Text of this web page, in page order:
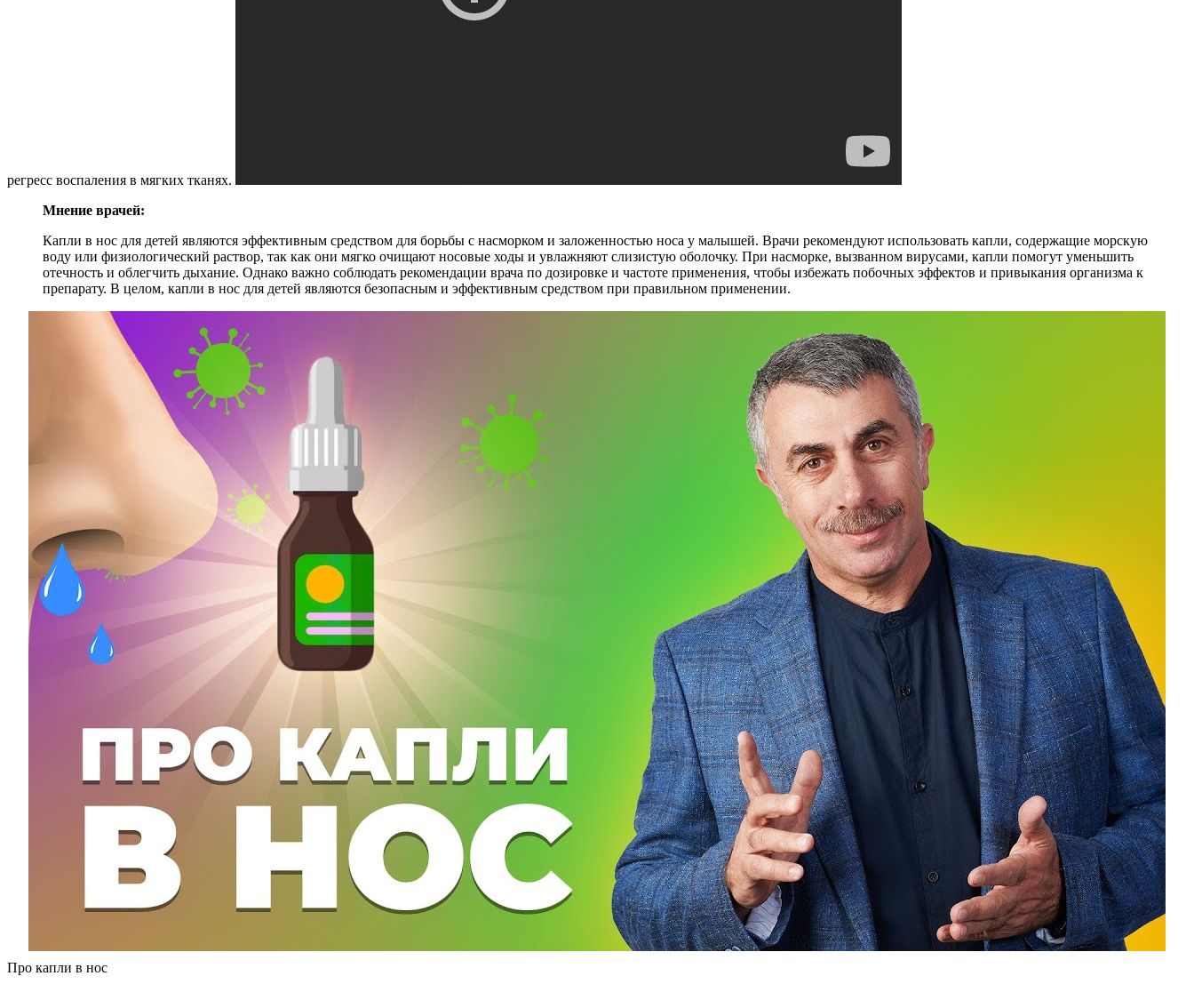
регресс воспаления в мягких тканях.
Мнение врачей:
Капли в нос для детей являются эффективным средством для борьбы с насморком и заложенностью носа у малышей. Врачи рекомендуют использовать капли, содержащие морскую
воду или физиологический раствор, так как они мягко очищают носовые ходы и увлажняют слизистую оболочку. При насморке, вызванном вирусами, капли помогут уменьшить
отечность и облегчить дыхание. Однако важно соблюдать рекомендации врача по дозировке и частоте применения, чтобы избежать побочных эффектов и привыкания организма к
препарату. В целом, капли в нос для детей являются безопасным и эффективным средством при правильном применении.
Про капли в нос